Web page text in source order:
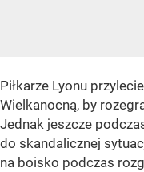
Piłkarze Lyonu
Wielkanocną, by
Jednak jeszcze
do skandalicznej
na boisko podczas